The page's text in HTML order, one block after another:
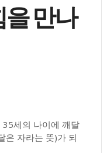
만나
세의 나이에 깨달
은 자라는 뜻)가 되